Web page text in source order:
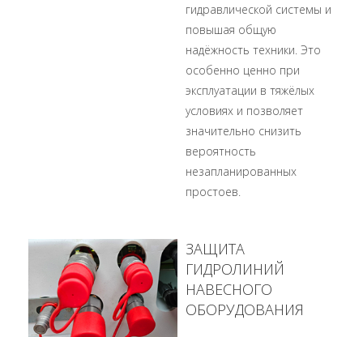
гидравлической системы и
повышая общую
надёжность техники. Это
особенно ценно при
эксплуатации в тяжёлых
условиях и позволяет
значительно снизить
вероятность
незапланированных
простоев.
ЗАЩИТА
ГИДРОЛИНИЙ
НАВЕСНОГО
ОБОРУДОВАНИЯ